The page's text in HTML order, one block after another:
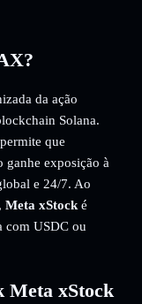
da ação
Solana.
que
ganhe exposição à
e 24/7. Ao
, Meta xStock é
com USDC ou
Meta xStock